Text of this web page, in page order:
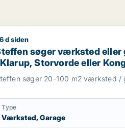
Aalborg SV eller
søger værksted eller
d siden
søger værksted eller
Storvorde eller
søger 20-100 m2 værksted /
Type
Værksted, Garage